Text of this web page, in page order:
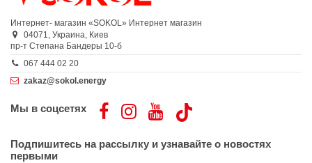
Интернет- магазин «SOKOL» Интернет магазин
04071, Украина, Киев
пр-т Степана Бандеры 10-б
067 444 02 20
zakaz@sokol.energy
Мы в соцсетях
Подпишитесь на рассылку и узнавайте о новостях
первыми